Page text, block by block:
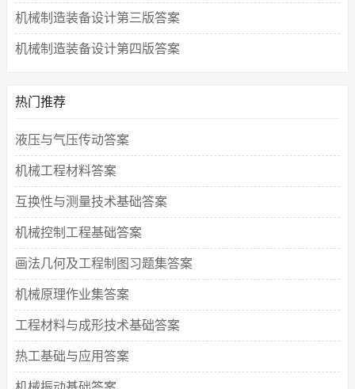
机械制造装备设计第三版答案
机械制造装备设计第四版答案
热门推荐
液压与气压传动答案
机械工程材料答案
互换性与测量技术基础答案
机械控制工程基础答案
画法几何及工程制图习题集答案
机械原理作业集答案
工程材料与成形技术基础答案
热工基础与应用答案